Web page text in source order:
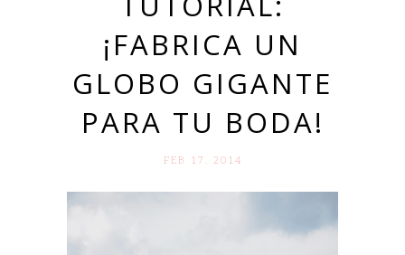
¡FABRICA UN
GLOBO GIGANTE
PARA TU BODA!
FEB 17. 2014